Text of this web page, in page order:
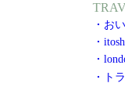
・お
・
・
・ト